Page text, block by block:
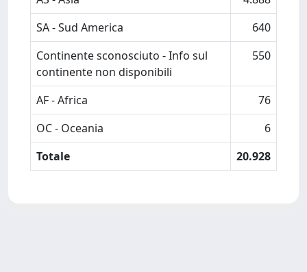
SA - Sud America
640
Continente sconosciuto - Info sul
continente non disponibili
550
AF - Africa
76
OC - Oceania
6
Totale
20.928